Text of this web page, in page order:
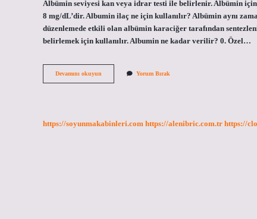
Albümin seviyesi kan veya idrar testi ile belirlenir. Albümin
8 mg/dL’dir. Albumin ilaç ne için kullanılır? Albümin aynı
düzenlemede etkili olan albümin karaciğer tarafından
belirlemek için kullanılır. Albumin ne kadar verilir? 0. Özel…
Devamını okuyun
Fiyatı
Yorum Bırak
https://soyunmakabinleri.com https://alenibric.com.tr https://